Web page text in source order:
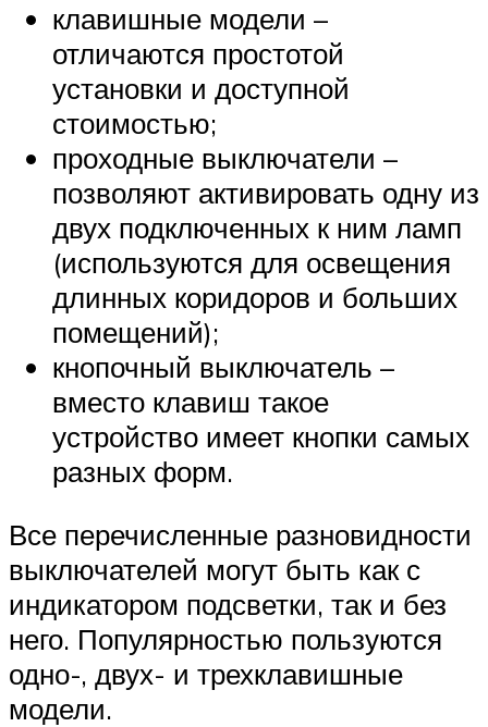
клавишные модели –
отличаются простотой
установки и доступной
стоимостью;
проходные выключатели –
позволяют активировать одну из
двух подключенных к ним ламп
(используются для освещения
длинных коридоров и больших
помещений);
кнопочный выключатель –
вместо клавиш такое
устройство имеет кнопки самых
разных форм.
Все перечисленные разновидности
выключателей могут быть как с
индикатором подсветки, так и без
него. Популярностью пользуются
одно-, двух- и трехклавишные
модели.